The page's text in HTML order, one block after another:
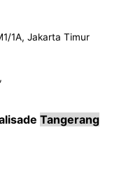
1A, Jakarta Timur
Tangerang